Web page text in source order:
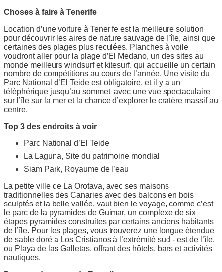
Choses à faire à Tenerife
Location d’une voiture à Tenerife est la meilleure solution
pour découvrir les aires de nature sauvage de l’île, ainsi que
certaines des plages plus reculées. Planches à voile
voudront aller pour la plage d’El Medano, un des sites au
monde meilleurs windsurf et kitesurf, qui accueille un certain
nombre de compétitions au cours de l’année. Une visite du
Parc National d’El Teide est obligatoire, et il y a un
téléphérique jusqu’au sommet, avec une vue spectaculaire
sur l’île sur la mer et la chance d’explorer le cratère massif au
centre.
Top 3 des endroits à voir
Parc National d’El Teide
La Laguna, Site du patrimoine mondial
Siam Park, Royaume de l’eau
La petite ville de La Orotava, avec ses maisons
traditionnelles des Canaries avec des balcons en bois
sculptés et la belle vallée, vaut bien le voyage, comme c’est
le parc de la pyramides de Guimar, un complexe de six
étapes pyramides construites par certains anciens habitants
de l’île. Pour les plages, vous trouverez une longue étendue
de sable doré à Los Cristianos à l’extrémité sud - est de l’île,
ou Playa de las Galletas, offrant des hôtels, bars et activités
nautiques.